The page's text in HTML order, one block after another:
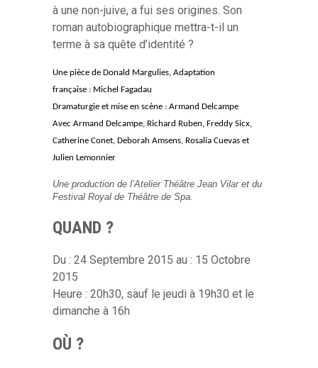
à une non-juive, a fui ses origines. Son
roman autobiographique mettra-t-il un
terme à sa quête d’identité ?
Une pièce de Donald Margulies, Adaptation
française : Michel Fagadau
Dramaturgie et mise en scène : Armand Delcampe
Avec Armand Delcampe, Richard Ruben, Freddy Sicx,
Catherine Conet, Deborah Amsens, Rosalia Cuevas et
Julien Lemonnier
Une production de l’Atelier Théâtre Jean Vilar et du
Festival Royal de Théâtre de Spa.
QUAND ?
Du : 24 Septembre 2015 au : 15 Octobre
2015
Heure : 20h30, sauf le jeudi à 19h30 et le
dimanche à 16h
OÙ ?